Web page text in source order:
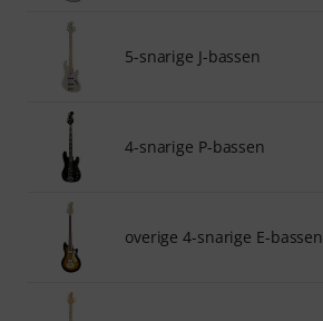
5-snarige J-bassen
4-snarige P-bassen
overige 4-snarige E-bassen